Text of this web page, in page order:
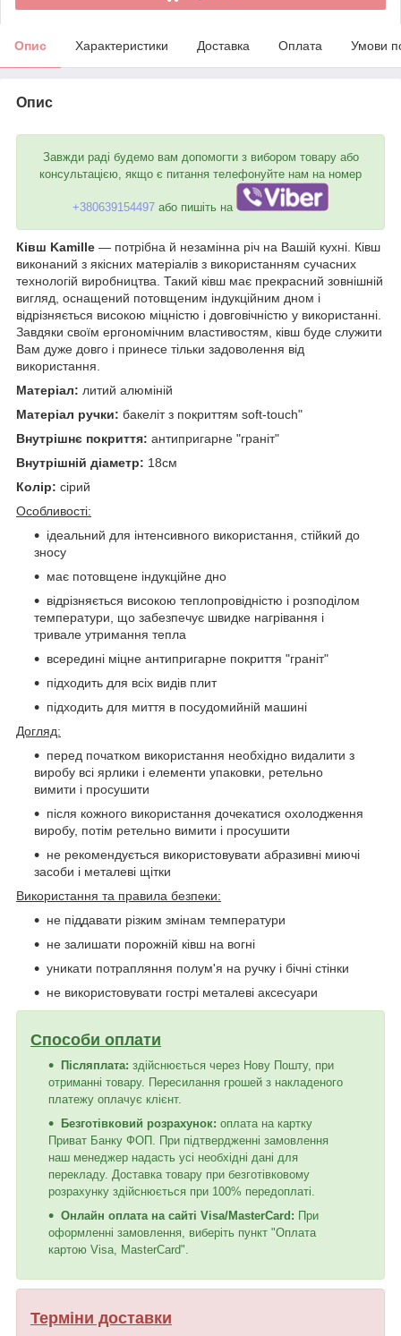
Опис Характеристики Доставка Оплата Умови
Опис
Завжди раді будемо вам допомогти з вибором товару або
консультацією, якщо є питання телефонуйте нам на номер
+380639154497 або пишіть на
Ківш Kamille — потрібна й незамінна річ на Вашій кухні. Ківш
виконаний з якісних матеріалів з використанням сучасних
технологій виробництва. Такий ківш має прекрасний зовнішній
вигляд, оснащений потовщеним індукційним дном і
відрізняється високою міцністю і довговічністю у використанні.
Завдяки своїм ергономічним властивостям, ківш буде служити
Вам дуже довго і принесе тільки задоволення від
використання.
Матеріал: литий алюміній
Матеріал ручки: бакеліт з покриттям soft-touch"
Внутрішнє покриття: антипригарне "граніт"
Внутрішній діаметр: 18см
Колір: сірий
Особливості:
ідеальний для інтенсивного використання, стійкий до
зносу
має потовщене індукційне дно
відрізняється високою теплопровідністю і розподілом
температури, що забезпечує швидке нагрівання і
тривале утримання тепла
всередині міцне антипригарне покриття "граніт"
підходить для всіх видів плит
підходить для миття в посудомийній машині
Догляд:
перед початком використання необхідно видалити з
виробу всі ярлики і елементи упаковки, ретельно
вимити і просушити
після кожного використання дочекатися охолодження
виробу, потім ретельно вимити і просушити
не рекомендується використовувати абразивні миючі
засоби і металеві щітки
Використання та правила безпеки:
не піддавати різким змінам температури
не залишати порожній ківш на вогні
уникати потрапляння полум'я на ручку і бічні стінки
не використовувати гострі металеві аксесуари
Способи оплати
Післяплата: здійснюється через Нову Пошту, при
отриманні товару. Пересилання грошей з накладеного
платежу оплачує клієнт.
Безготівковий розрахунок: оплата на картку
Приват Банку ФОП. При підтвердженні замовлення
наш менеджер надасть усі необхідні дані для
перекладу. Доставка товару при безготівковому
розрахунку здійснюється при 100% передоплаті.
Онлайн оплата на сайті Visa/MasterCard: При
оформленні замовлення, виберіть пункт "Оплата
картою Visa, MasterCard".
Терміни доставки